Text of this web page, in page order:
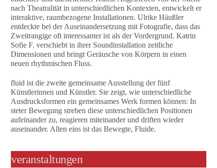
nach Theatralität in unterschiedlichen Kontexten, entwickelt er
interaktive, raumbezogene Installationen. Ulrike Häußler
entdeckte bei der Auseinandersetzung mit Fotografie, dass das
Zweitrangige oft interessanter ist als der Vordergrund. Katrin
Sofie F. verschiebt in ihrer Soundinstallation zeitliche
Dimensionen und bringt Geräusche von Körpern in einen
neuen rhythmischen Fluss.
fluid ist die zweite gemeinsame Ausstellung der fünf
Künstlerinnen und Künstler. Sie zeigt, wie unterschiedliche
Ausdrucksformen ein gemeinsames Werk formen können: In
steter Bewegung streben diese unterschiedlichen Positionen
aufeinander zu, reagieren miteinander und driften wieder
auseinander. Allen eins ist das Bewegte, Fluide.
veranstaltungen